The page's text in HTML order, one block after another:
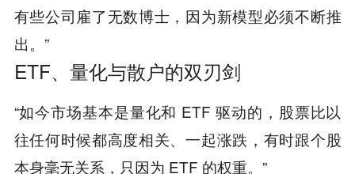
有些公司雇了无数博士，因为新模型必须不断推
出。”
ETF、量化与散户的双刃剑
“如今市场基本是量化和 ETF 驱动的，股票比以
往任何时候都高度相关、一起涨跌，有时跟个股
本身毫无关系，只因为 ETF 的权重。”